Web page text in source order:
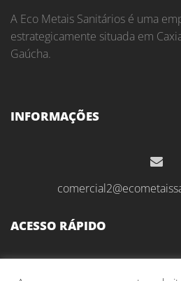
A Eco Metais Sanitários é uma
estrategicamente situada em
Gaúcha.
INFORMAÇÕES
ACESSO RÁPIDO